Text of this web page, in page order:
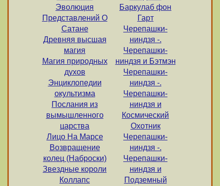
Эволюция
Представлений О
Сатане
Древняя высшая
магия
Магия природных
духов
Энциклопедии
окультизма
Послания из
вымышленного
царства
Лицо На Марсе
Возвращение
колец (Наброски)
Звездные короли
Коллапс
Баркулаб фон
Гарт
Черепашки-
ниндзя -.
Черепашки-
ниндзя и Бэтмэн
Черепашки-
ниндзя -.
Черепашки-
ниндзя и
Космический
Охотник
Черепашки-
ниндзя -.
Черепашки-
ниндзя и
Подземный